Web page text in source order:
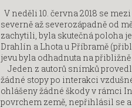
V neděli 10. června 2018 se
severně až severozápadně od
zachytili, byla skutečná poloha
Drahlín a Lhota u Příbramě
jevu byla odhadnuta na
Jeden z autorů snímků
žádné stopy po interakci
ohlášeny žádné škody v rámci
povrchem země, nepřihlásil se